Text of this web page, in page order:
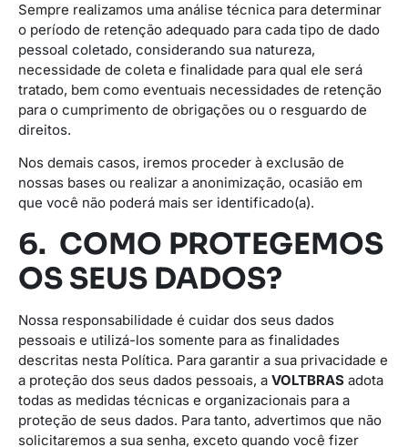
Sempre realizamos uma análise técnica para determinar
o período de retenção adequado para cada tipo de dado
pessoal coletado, considerando sua natureza,
necessidade de coleta e finalidade para qual ele será
tratado, bem como eventuais necessidades de retenção
para o cumprimento de obrigações ou o resguardo de
direitos.
Nos demais casos, iremos proceder à exclusão de
nossas bases ou realizar a anonimização, ocasião em
que você não poderá mais ser identificado(a).
6. COMO PROTEGEMOS
OS SEUS DADOS?
Nossa responsabilidade é cuidar dos seus dados
pessoais e utilizá-los somente para as finalidades
descritas nesta Política. Para garantir a sua privacidade e
a proteção dos seus dados pessoais, a VOLTBRAS adota
todas as medidas técnicas e organizacionais para a
proteção de seus dados. Para tanto, advertimos que não
solicitaremos a sua senha, exceto quando você fizer